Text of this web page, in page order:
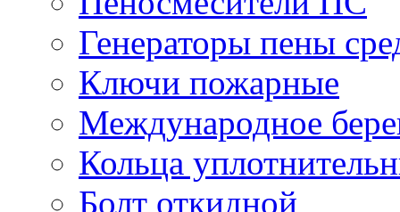
Генераторы пены
Ключи пожарные
Международное
Кольца
Болт откидной